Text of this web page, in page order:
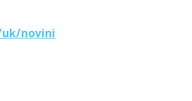
novini